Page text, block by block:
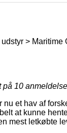
> Maritime
på 10
nu et hav af
at kunne
mest letkøbte